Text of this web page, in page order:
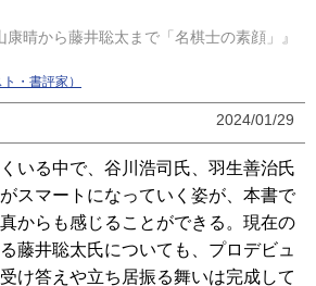
晴から藤井聡太まで「名棋士の素顔」』
・書評家）
2024/01/29
いる中で、谷川浩司氏、羽生善治氏
スマートになっていく姿が、本書で
からも感じることができる。現在の
藤井聡太氏についても、プロデビュ
け答えや立ち居振る舞いは完成して